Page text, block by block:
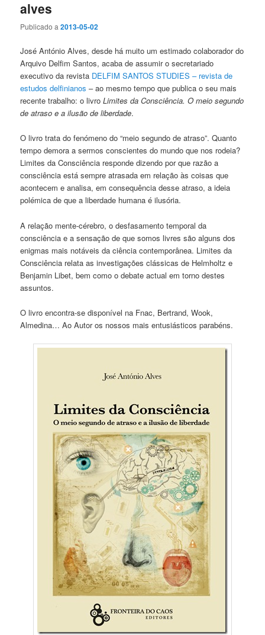
alves
Publicado a2013-05-02
José António Alves, desde há muito um estimado colaborador do
Arquivo Delfim Santos, acaba de assumir o secretariado
executivo da revista DELFIM SANTOS STUDIES – revista de
estudos delfinianos – ao mesmo tempo que publica o seu mais
recente trabalho: o livroLimites da Consciência. O meio segundo
de atraso e a ilusão de liberdade.
O livro trata do fenómeno do “meio segundo de atraso”. Quanto
tempo demora a sermos conscientes do mundo que nos rodeia?
Limites da Consciência responde dizendo por que razão a
consciência está sempre atrasada em relação às coisas que
acontecem e analisa, em consequência desse atraso, a ideia
polémica de que a liberdade humana é ilusória.
A relação mente-cérebro, o desfasamento temporal da
consciência e a sensação de que somos livres são alguns dos
enigmas mais notáveis da ciência contemporânea. Limites da
Consciência relata as investigações clássicas de Helmholtz e
Benjamin Libet, bem como o debate actual em torno destes
assuntos.
O livro encontra-se disponível na Fnac, Bertrand, Wook,
Almedina… Ao Autor os nossos mais entusiásticos parabéns.